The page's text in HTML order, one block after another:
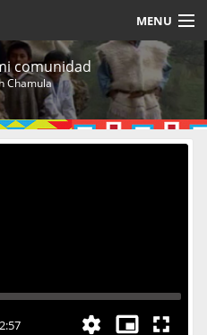
MENU
Sesión
comunidad
Chamula